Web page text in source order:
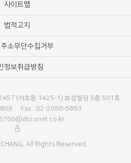
사이트맵
법적고지
소무단수집거부
정보취급방침
(서초동 1425-1) 보성빌딩 5층 501호
Fax : 02-2050-5893
All Rights Reserved.